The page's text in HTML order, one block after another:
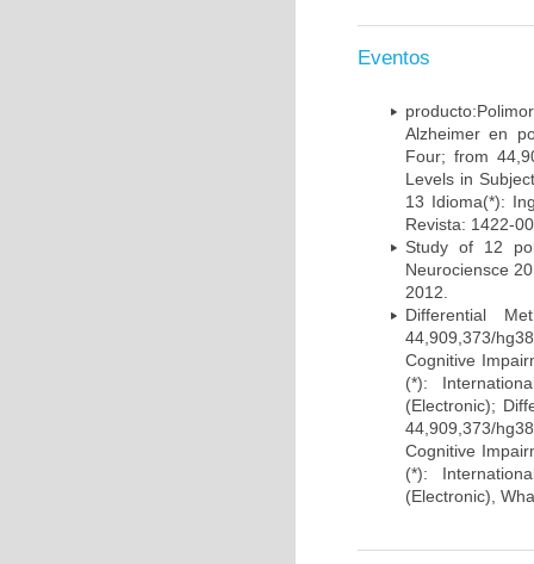
Eventos
Alzheimer en
Four; from
Levels in
13 Idioma(*):
Revista: 1422-
Study of 12
Neurociensce
2012.
Differential
44,909,373/
Cognitive
(*):
(Electronic);
44,909,373/
Cognitive
(*):
(Electronic),